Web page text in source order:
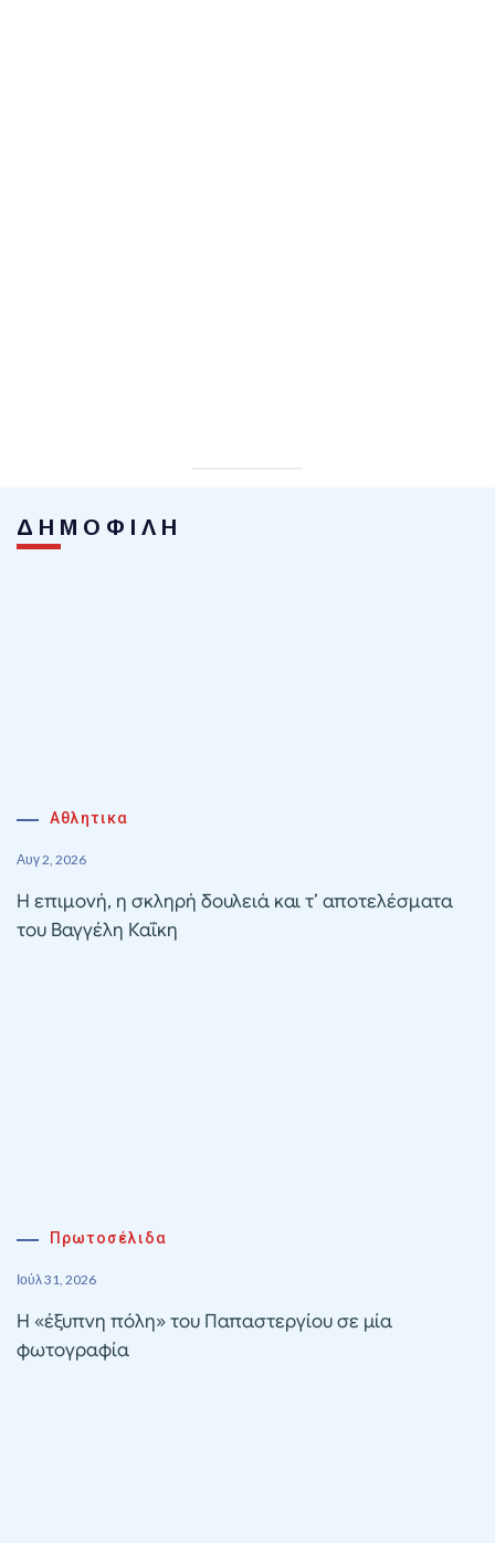
ΔΗΜΟΦΙΛΗ
Αθλητικα
Αυγ 2, 2026
Η επιμονή, η σκληρή δουλειά και τ’ αποτελέσματα
του Βαγγέλη Καΐκη
Πρωτοσέλιδα
Ιούλ 31, 2026
Η «έξυπνη πόλη» του Παπαστεργίου σε μία
φωτογραφία